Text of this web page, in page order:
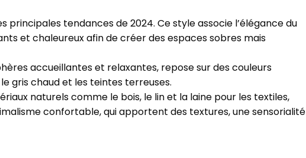
principales tendances de 2024. Ce style associe l’élégance du
et chaleureux afin de créer des espaces sobres mais
accueillantes et relaxantes, repose sur des couleurs
gris chaud et les teintes terreuses.
naturels comme le bois, le lin et la laine pour les textiles,
confortable, qui apportent des textures, une sensorialité